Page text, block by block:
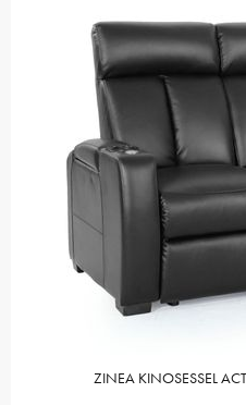
ZINEA KINOSESSEL